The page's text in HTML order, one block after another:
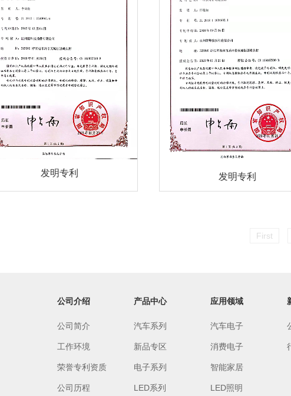
发明专利 发明专利
First
公司介绍
公司简介
工作环境
荣誉专利资质
公司历程
产品中心
汽车系列
新品专区
电子系列
LED系列
应用领域
汽车电子
消费电子
智能家居
LED照明